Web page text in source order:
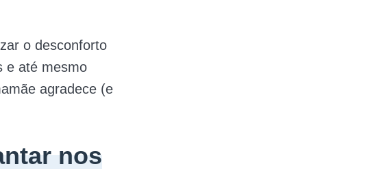
o desconforto
e até mesmo
agradece (e
nos